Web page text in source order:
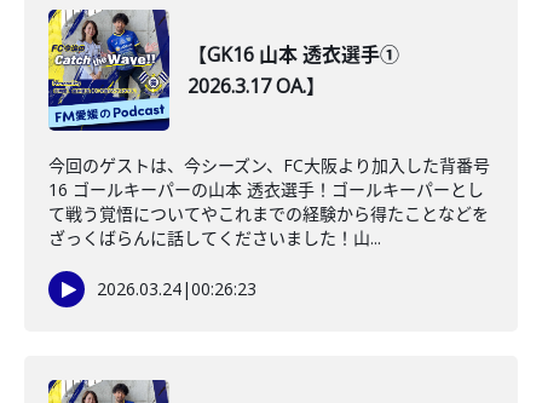
【GK16 山本 透衣選手①
2026.3.17 OA.】
今回のゲストは、今シーズン、FC大阪より加入した背番号
16 ゴールキーパーの山本 透衣選手！ゴールキーパーとし
て戦う覚悟についてやこれまでの経験から得たことなどを
ざっくばらんに話してくださいました！山...
2026.03.24|00:26:23